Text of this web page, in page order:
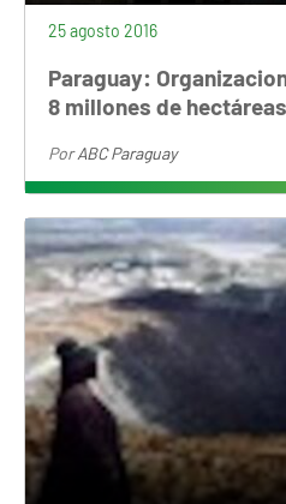
25 agosto 2016
Paraguay:
8 millones de
PorABC Paraguay